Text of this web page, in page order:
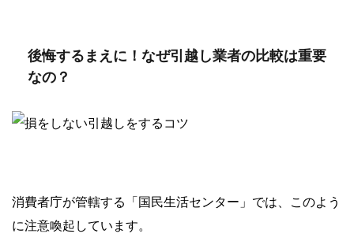
後悔するまえに！なぜ引越し業者の比較は重要
なの？
消費者庁が管轄する「国民生活センター」では、このよう
に注意喚起しています。